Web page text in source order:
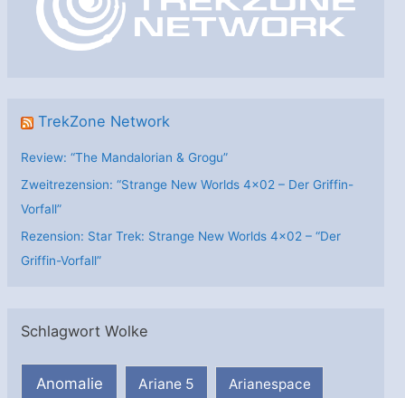
TrekZone Network
Review: “The Mandalorian & Grogu”
Zweitrezension: “Strange New Worlds 4×02 – Der Griffin-
Vorfall”
Rezension: Star Trek: Strange New Worlds 4×02 – “Der
Griffin-Vorfall”
Schlagwort Wolke
Anomalie Ariane 5 Arianespace